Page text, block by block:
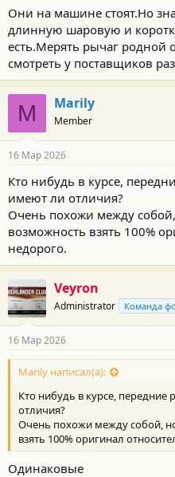
Они на машине стоят.Но
длинную шаровую и
есть.Мерять рычаг родной
смотреть у поставщиков
M Marily
Member
16 Мар 2026
Кто нибудь в курсе,
имеют ли отличия?
Очень похожи между
возможность взять 100%
недорого.
Veyron
Administrator Команда
16 Мар 2026
Marily написал(а):
Кто нибудь в курсе,
отличия?
Очень похожи между собой,
взять 100% оригинал
Одинаковые